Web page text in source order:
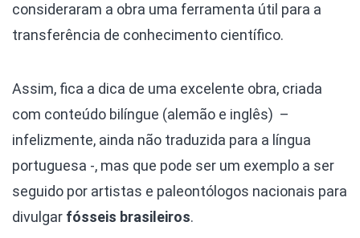
consideraram a obra uma ferramenta útil para a
transferência de conhecimento científico.
Assim, fica a dica de uma excelente obra, criada
com conteúdo bilíngue (alemão e inglês) –
infelizmente, ainda não traduzida para a língua
portuguesa -, mas que pode ser um exemplo a ser
seguido por artistas e paleontólogos nacionais para
divulgar fósseis brasileiros.